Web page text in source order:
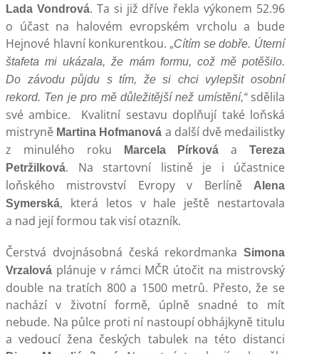
Lada Vondrová. Ta si již dříve řekla výkonem 52.96
o účast na halovém evropském vrcholu a bude
Hejnové hlavní konkurentkou. „Cítím se dobře. Úterní
štafeta mi ukázala, že mám formu, což mě potěšilo.
Do závodu půjdu s tím, že si chci vylepšit osobní
rekord. Ten je pro mě důležitější než umístění,“sdělila
své ambice. Kvalitní sestavu doplňují také loňská
mistryně Martina Hofmanová a další dvě medailistky
z minulého roku
Marcela Pírková aTereza
Petržilková. Na startovní listině je i účastnice
loňského mistrovství Evropy v Berlíně
Alena
Symerská, která letos v hale ještě nestartovala
a nad její formou tak visí otazník.
Čerstvá dvojnásobná česká rekordmanka Simona
Vrzalová plánuje v rámci MČR útočit na mistrovský
double na tratích 800 a 1500 metrů. Přesto, že se
nachází v životní formě, úplně snadné to mít
nebude. Na půlce proti ní nastoupí obhájkyně titulu
a vedoucí žena českých tabulek na této distanci